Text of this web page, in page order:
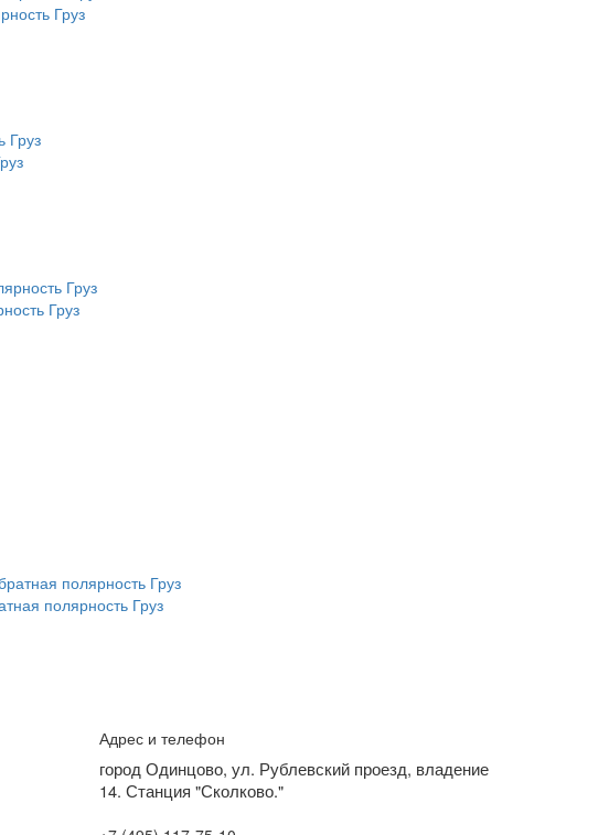
Груз
Груз
полярность Груз
Адрес и телефон
город Одинцово, ул. Рублевский проезд, владение
14. Станция "Сколково."